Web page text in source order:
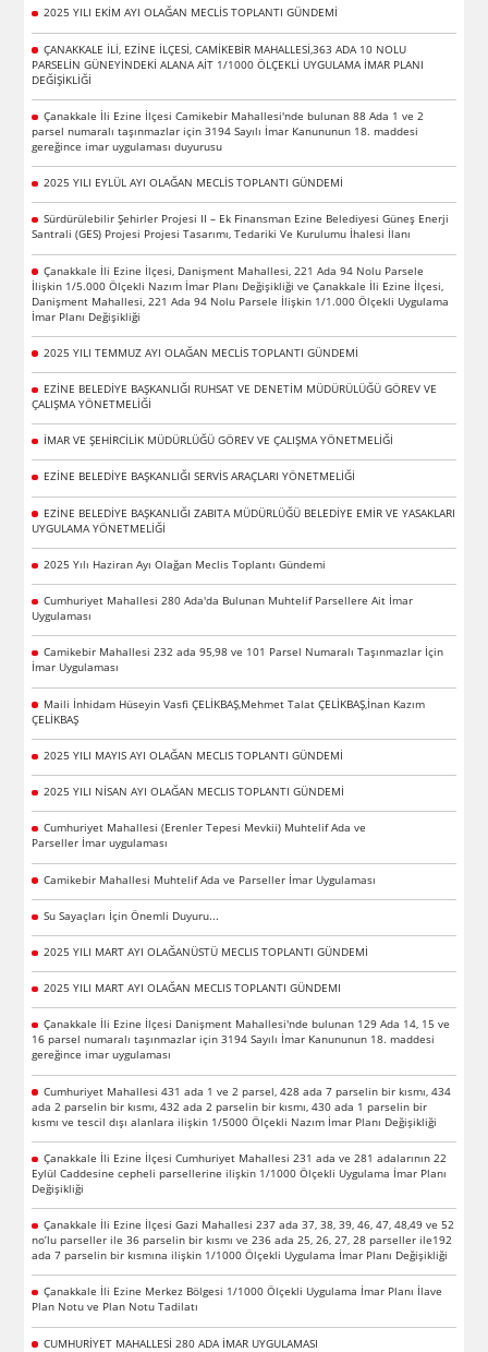
2025 YILI EKİM AYI OLAĞAN MECLİS TOPLANTI GÜNDEMİ
ÇANAKKALE İLİ, EZİNE İLÇESİ, CAMİKEBİR MAHALLESİ,363 ADA 10 NOLU
PARSELİN GÜNEYİNDEKİ ALANA AİT 1/1000 ÖLÇEKLİ UYGULAMA İMAR PLANI
DEĞİŞİKLİĞİ
Çanakkale İli Ezine İlçesi Camikebir Mahallesi'nde bulunan 88 Ada 1 ve 2
parsel numaralı taşınmazlar için 3194 Sayılı İmar Kanununun 18. maddesi
gereğince imar uygulaması duyurusu
2025 YILI EYLÜL AYI OLAĞAN MECLİS TOPLANTI GÜNDEMİ
Sürdürülebilir Şehirler Projesi II – Ek Finansman Ezine Belediyesi Güneş Enerji
Santrali (GES) Projesi Projesi Tasarımı, Tedariki Ve Kurulumu İhalesi İlanı
Çanakkale İli Ezine İlçesi, Danişment Mahallesi, 221 Ada 94 Nolu Parsele
İlişkin 1/5.000 Ölçekli Nazım İmar Planı Değişikliği ve Çanakkale İli Ezine İlçesi,
Danişment Mahallesi, 221 Ada 94 Nolu Parsele İlişkin 1/1.000 Ölçekli Uygulama
İmar Planı Değişikliği
2025 YILI TEMMUZ AYI OLAĞAN MECLİS TOPLANTI GÜNDEMİ
EZİNE BELEDİYE BAŞKANLIĞI RUHSAT VE DENETİM MÜDÜRÜLÜĞÜ GÖREV VE
ÇALIŞMA YÖNETMELİĞİ
İMAR VE ŞEHİRCİLİK MÜDÜRLÜĞÜ GÖREV VE ÇALIŞMA YÖNETMELİĞİ
EZİNE BELEDİYE BAŞKANLIĞI SERVİS ARAÇLARI YÖNETMELİĞİ
EZİNE BELEDİYE BAŞKANLIĞI ZABITA MÜDÜRLÜĞÜ BELEDİYE EMİR VE YASAKLARI
UYGULAMA YÖNETMELİĞİ
2025 Yılı Haziran Ayı Olağan Meclis Toplantı Gündemi
Cumhuriyet Mahallesi 280 Ada'da Bulunan Muhtelif Parsellere Ait İmar
Uygulaması
Camikebir Mahallesi 232 ada 95,98 ve 101 Parsel Numaralı Taşınmazlar İçin
İmar Uygulaması
Maili İnhidam Hüseyin Vasfi ÇELİKBAŞ,Mehmet Talat ÇELİKBAŞ,İnan Kazım
ÇELİKBAŞ
2025 YILI MAYIS AYI OLAĞAN MECLIS TOPLANTI GÜNDEMİ
2025 YILI NİSAN AYI OLAĞAN MECLIS TOPLANTI GÜNDEMİ
Cumhuriyet Mahallesi (Erenler Tepesi Mevkii) Muhtelif Ada ve
Parseller İmar uygulaması
Camikebir Mahallesi Muhtelif Ada ve Parseller İmar Uygulaması
Su Sayaçları İçin Önemli Duyuru...
2025 YILI MART AYI OLAĞANÜSTÜ MECLIS TOPLANTI GÜNDEMİ
2025 YILI MART AYI OLAĞAN MECLIS TOPLANTI GÜNDEMI
Çanakkale İli Ezine İlçesi Danişment Mahallesi'nde bulunan 129 Ada 14, 15 ve
16 parsel numaralı taşınmazlar için 3194 Sayılı İmar Kanununun 18. maddesi
gereğince imar uygulaması
Cumhuriyet Mahallesi 431 ada 1 ve 2 parsel, 428 ada 7 parselin bir kısmı, 434
ada 2 parselin bir kısmı, 432 ada 2 parselin bir kısmı, 430 ada 1 parselin bir
kısmı ve tescil dışı alanlara ilişkin 1/5000 Ölçekli Nazım İmar Planı Değişikliği
Çanakkale İli Ezine İlçesi Cumhuriyet Mahallesi 231 ada ve 281 adalarının 22
Eylül Caddesine cepheli parsellerine ilişkin 1/1000 Ölçekli Uygulama İmar Planı
Değişikliği
Çanakkale İli Ezine İlçesi Gazi Mahallesi 237 ada 37, 38, 39, 46, 47, 48,49 ve 52
no’lu parseller ile 36 parselin bir kısmı ve 236 ada 25, 26, 27, 28 parseller ile192
ada 7 parselin bir kısmına ilişkin 1/1000 Ölçekli Uygulama İmar Planı Değişikliği
Çanakkale İli Ezine Merkez Bölgesi 1/1000 Ölçekli Uygulama İmar Planı İlave
Plan Notu ve Plan Notu Tadilatı
CUMHURİYET MAHALLESİ 280 ADA İMAR UYGULAMASI